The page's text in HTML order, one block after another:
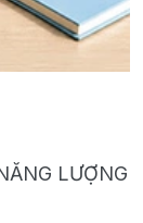
LƯỢNG